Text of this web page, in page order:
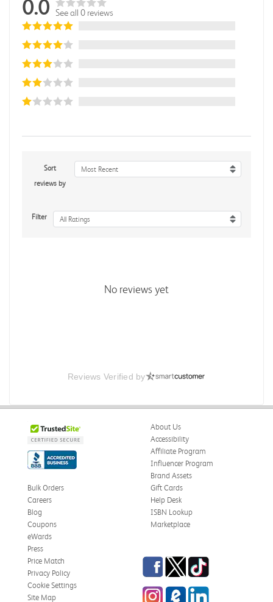
0.0 See all 0 reviews
Sort
reviews by
Most Recent
Filter All Ratings
No reviews yet
Reviews Verified by
About Us
Accessibility
Affiliate Program
Influencer Program
Brand Assets
Bulk Orders
Careers
Blog
Coupons
eWards
Gift Cards
Help Desk
ISBN Lookup
Marketplace
Press
Price Match
Privacy Policy
Cookie Settings
Site Map
Facebook
TwitterTikTok
InstagrameCampus Blog
LinkedIn